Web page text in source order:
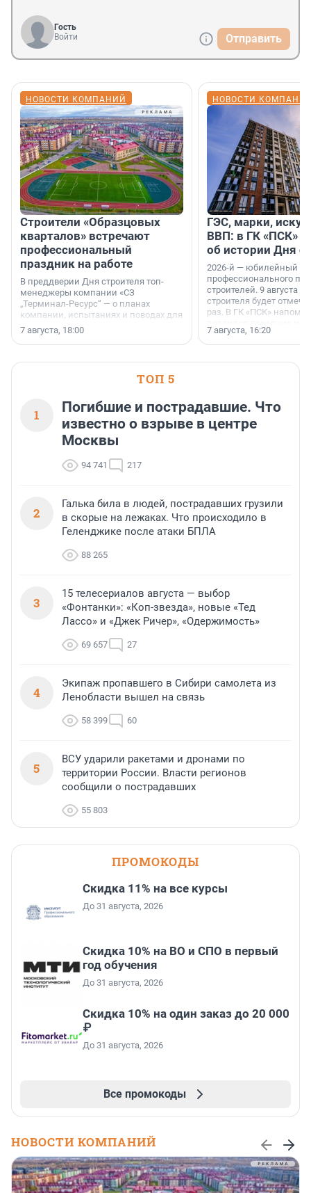
Гость
Войти
Отправить
НОВОСТИ КОМПАНИЙ
Строители «Образцовых
кварталов» встречают
профессиональный
праздник на работе
В преддверии Дня строителя топ-
менеджеры компании «СЗ
„Терминал-Ресурс“ — о планах
компании, испытаниях и поводах для
осторожного оптимизма.
7 августа, 18:00
НОВОСТИ
ГЭС, марки,
ВВП: в ГК «ПСК»
об истории Дня
2026-й — юбилейный
профессионального
строителей. 9 августа
строителя будет
раз. В ГК «ПСК»
поменялась роль
7 августа, 16:20
ТОП 5
1
Погибшие и пострадавшие. Что
известно о взрыве в центре
Москвы
94 741 217
2
Галька била в людей, пострадавших грузили
в скорые на лежаках. Что происходило в
Геленджике после атаки БПЛА
88 265
3
15 телесериалов августа — выбор
«Фонтанки»: «Коп-звезда», новые «Тед
Лассо» и «Джек Ричер», «Одержимость»
69 657 27
4
Экипаж пропавшего в Сибири самолета из
Ленобласти вышел на связь
58 399 60
5
ВСУ ударили ракетами и дронами по
территории России. Власти регионов
сообщили о пострадавших
55 803
ПРОМОКОДЫ
Скидка 11% на все курсы
До 31 августа, 2026
Скидка 10% на ВО и СПО в первый
год обучения
До 31 августа, 2026
Скидка 10% на один заказ до 20 000
₽
До 31 августа, 2026
Все промокоды
НОВОСТИ КОМПАНИЙ